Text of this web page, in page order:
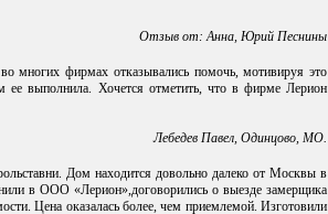
Отзыв от: Анна, Юрий Песнины
многих фирмах отказывались помочь, мотивируя это
ее выполнила. Хочется отметить, что в фирме Лерион
Лебедев Павел, Одинцово, МО.
Дом находится довольно далеко от Москвы в
в ООО «Лерион»,договорились о выезде замерщика
Цена оказалась более, чем приемлемой. Изготовили